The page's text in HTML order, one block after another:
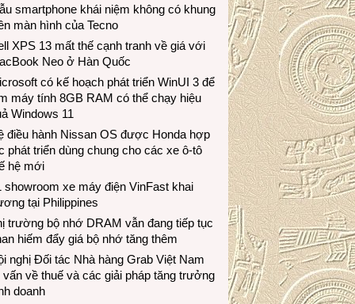
smartphone khái niệm không có khung
màn hình của Tecno
XPS 13 mất thế cạnh tranh về giá với
Neo ở Hàn Quốc
có kế hoạch phát triển WinUI 3 để
máy tính 8GB RAM có thể chạy hiệu
Windows 11
điều hành Nissan OS được Honda hợp
phát triển dùng chung cho các xe ô-tô
hệ mới
showroom xe máy điện VinFast khai
tại Philippines
trường bộ nhớ DRAM vẫn đang tiếp tục
hiếm đẩy giá bộ nhớ tăng thêm
nghị Đối tác Nhà hàng Grab Việt Nam
về thuế và các giải pháp tăng trưởng
doanh